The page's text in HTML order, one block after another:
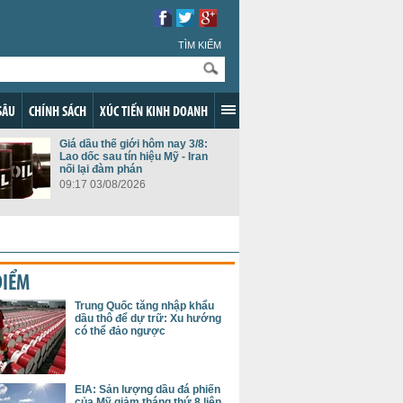
TÌM KIẾM
CHÍNH SÁCH XÚC TIẾN KINH DOANH
Giá dầu thế giới hôm nay 3/8:
Lao dốc sau tín hiệu Mỹ - Iran
nối lại đàm phán
09:17 03/08/2026
Trung Quốc tăng nhập khẩu
dầu thô để dự trữ: Xu hướng
có thể đảo ngược
EIA: Sản lượng dầu đá phiến